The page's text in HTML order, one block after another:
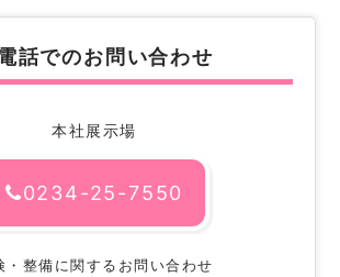
話でのお問い合わせ
本社展示場
0234-25-7550
・整備に関するお問い合わせ